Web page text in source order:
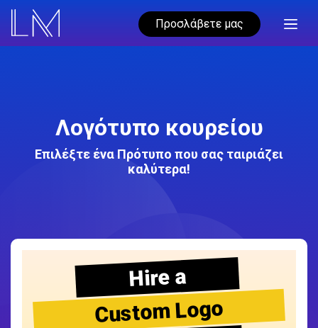
Προσλάβετε μας
Λογότυπο κουρείου
Επιλέξτε ένα Πρότυπο που σας ταιριάζει
καλύτερα!
Hire a
Custom Logo